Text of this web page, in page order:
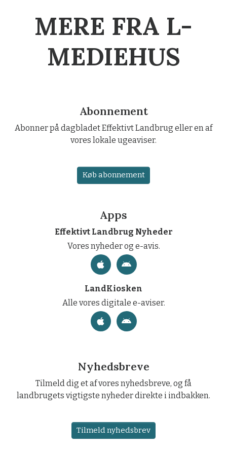
MERE FRA L-
MEDIEHUS
Abonnement
Abonner på dagbladet Effektivt Landbrug eller en af
vores lokale ugeaviser.
Køb abonnement
Apps
Effektivt Landbrug Nyheder
Vores nyheder og e-avis.
LandKiosken
Alle vores digitale e-aviser.
Nyhedsbreve
Tilmeld dig et af vores nyhedsbreve, og få
landbrugets vigtigste nyheder direkte i indbakken.
Tilmeld nyhedsbrev